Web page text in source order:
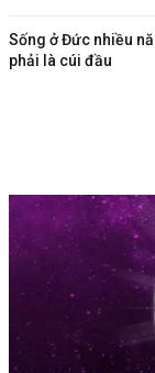
Sống ở Đức nhiều
phải là cúi đầu